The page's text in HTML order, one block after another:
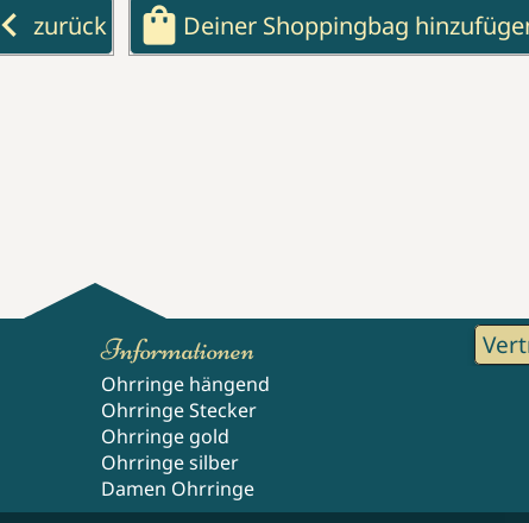
keyboard_arrow_leftzurück shopping_bag Deiner Shoppingbag
Informationen
Ohrringe hängend
Ohrringe Stecker
Ohrringe gold
Ohrringe silber
Damen Ohrringe